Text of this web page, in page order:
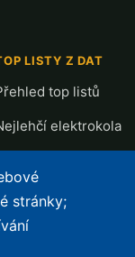
LISTY Z DAT
top listů
elektrokola
s Bosch CX
poklesy cen
stránky;